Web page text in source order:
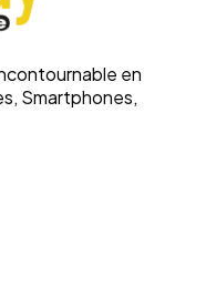
en
Smartphones,